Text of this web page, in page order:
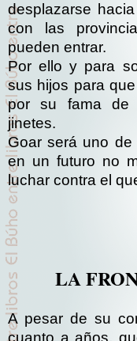
desplazarse
con las
pueden entrar.
Por ello y para
sus hijos para
por su fama de
jinetes.
Goar será uno
en un futuro no
luchar contra el
LA
A pesar de su
cuanto a años,